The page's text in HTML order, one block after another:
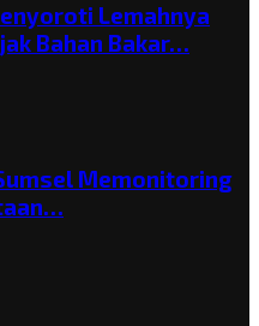
Lemahnya
Bahan Bakar…
Memonitoring